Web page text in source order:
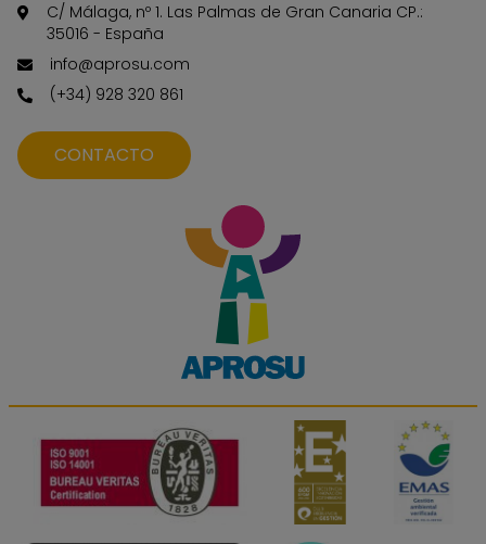
C/ Málaga, nº 1. Las Palmas de Gran Canaria CP.:
35016 - España
info@aprosu.com
(+34) 928 320 861
CONTACTO